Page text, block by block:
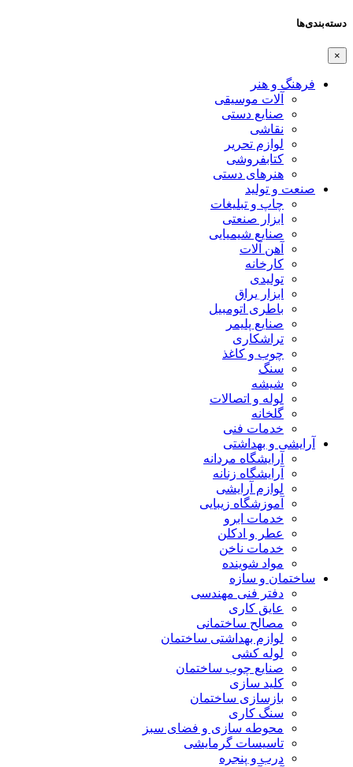
دسته‌بندی‌ها
×
فرهنگ و هنر
آلات موسیقی
صنایع دستی
نقاشی
لوازم تحریر
کتابفروشی
هنرهای دستی
صنعت و تولید
چاپ و تبلیغات
ابزار صنعتی
صنایع شیمیایی
آهن آلات
کارخانه
تولیدی
ابزار یراق
باطری اتومبیل
صنایع پلیمر
تراشکاری
چوب و کاغذ
سنگ
شیشه
لوله و اتصالات
گلخانه
خدمات فنی
آرایشی و بهداشتی
آرایشگاه مردانه
آرایشگاه زنانه
لوازم آرایشی
آموزشگاه زیبایی
خدمات ابرو
عطر و ادکلن
خدمات ناخن
مواد شوینده
ساختمان و سازه
دفتر فنی مهندسی
عایق کاری
مصالح ساختمانی
لوازم بهداشتی ساختمان
لوله کشی
صنایع چوب ساختمان
کلید سازی
بازسازی ساختمان
سنگ کاری
محوطه سازی و فضای سبز
تاسیسات گرمایشی
درب و پنجره